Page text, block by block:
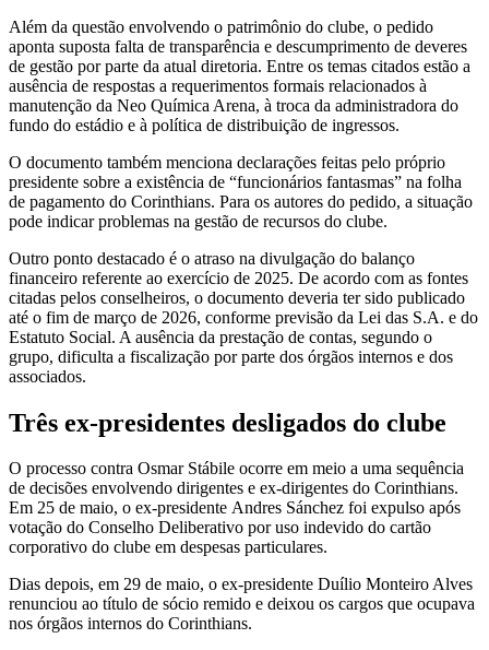
Além da questão envolvendo o patrimônio do clube, o pedido
aponta suposta falta de transparência e descumprimento de deveres
de gestão por parte da atual diretoria. Entre os temas citados estão a
ausência de respostas a requerimentos formais relacionados à
manutenção da Neo Química Arena, à troca da administradora do
fundo do estádio e à política de distribuição de ingressos.
O documento também menciona declarações feitas pelo próprio
presidente sobre a existência de “funcionários fantasmas” na folha
de pagamento do Corinthians. Para os autores do pedido, a situação
pode indicar problemas na gestão de recursos do clube.
Outro ponto destacado é o atraso na divulgação do balanço
financeiro referente ao exercício de 2025. De acordo com as fontes
citadas pelos conselheiros, o documento deveria ter sido publicado
até o fim de março de 2026, conforme previsão da Lei das S.A. e do
Estatuto Social. A ausência da prestação de contas, segundo o
grupo, dificulta a fiscalização por parte dos órgãos internos e dos
associados.
Três ex-presidentes desligados do clube
O processo contra Osmar Stábile ocorre em meio a uma sequência
de decisões envolvendo dirigentes e ex-dirigentes do Corinthians.
Em 25 de maio, o ex-presidente Andres Sánchez foi expulso após
votação do Conselho Deliberativo por uso indevido do cartão
corporativo do clube em despesas particulares.
Dias depois, em 29 de maio, o ex-presidente Duílio Monteiro Alves
renunciou ao título de sócio remido e deixou os cargos que ocupava
nos órgãos internos do Corinthians.